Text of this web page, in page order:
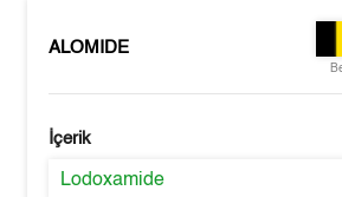
ALOMIDE
İçerik
Lodoxamide